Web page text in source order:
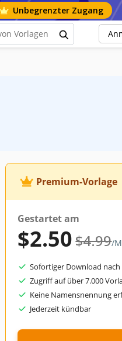
Unbegrenzter Zugang
Premium-Vorlage
Gestartet am
$2.50$4.99/
Sofortiger Download
Zugriff auf über 7.000
Keine Namensnennung
Jederzeit kündbar